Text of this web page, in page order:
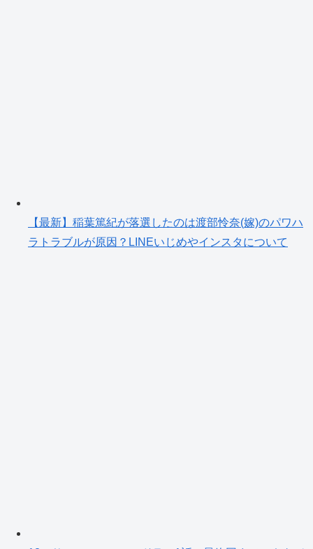
【最新】稲葉篤紀が落選したのは渡部怜奈(嫁)のパワハ
ラトラブルが原因？LINEいじめやインスタについて